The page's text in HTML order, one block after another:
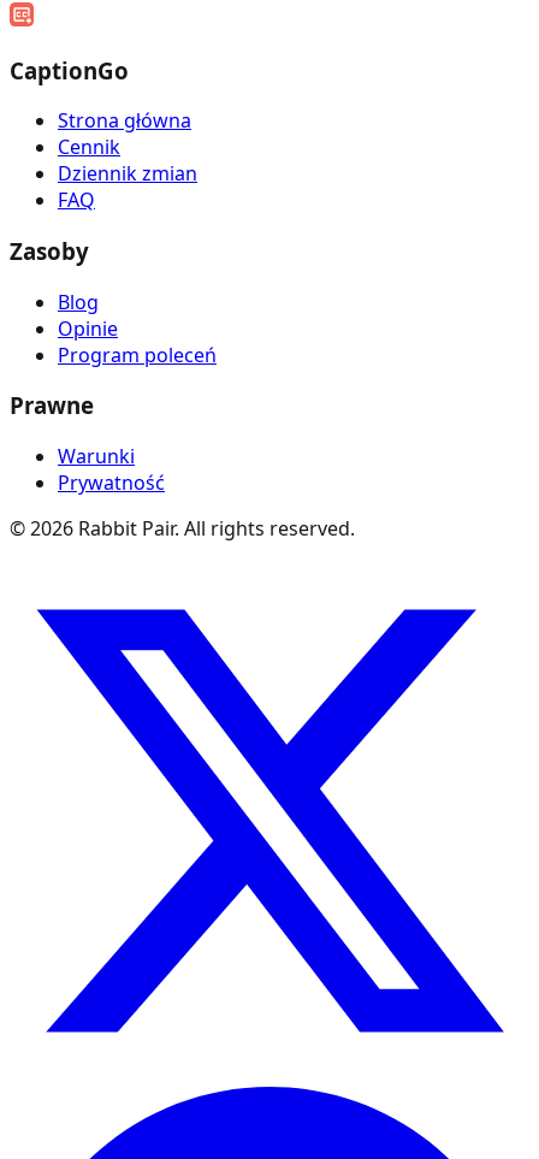
CaptionGo
Strona główna
Cennik
Dziennik zmian
FAQ
Zasoby
Blog
Opinie
Program poleceń
Prawne
Warunki
Prywatność
©2026 Rabbit Pair. All rights reserved.